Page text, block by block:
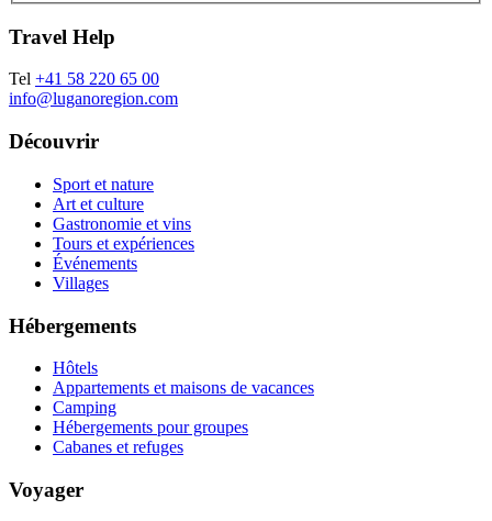
Travel Help
Tel +41 58 220 65 00
info@luganoregion.com
Découvrir
Sport et nature
Art et culture
Gastronomie et vins
Tours et expériences
Événements
Villages
Hébergements
Hôtels
Appartements et maisons de vacances
Camping
Hébergements pour groupes
Cabanes et refuges
Voyager